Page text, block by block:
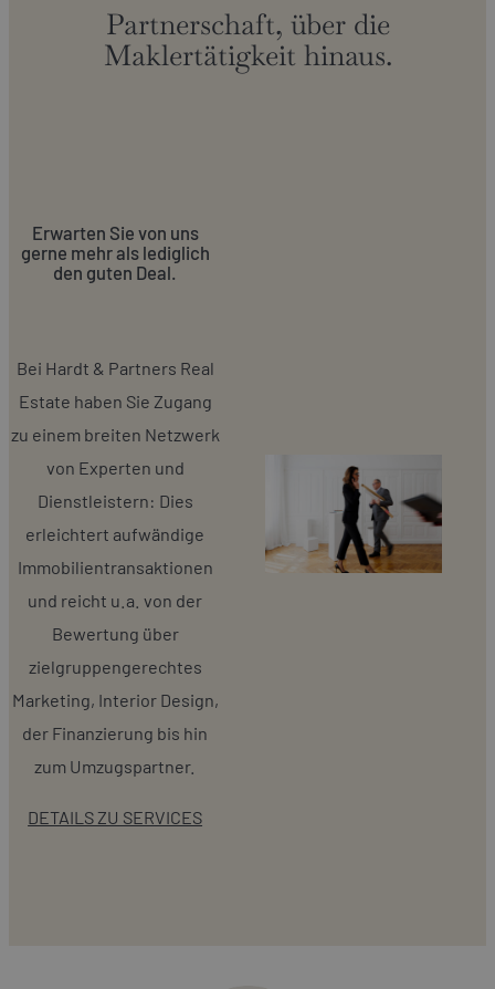
Partnerschaft, über die
Maklertätigkeit hinaus.
Erwarten Sie von uns
gerne mehr als lediglich
den guten Deal.
Bei Hardt & Partners Real
Estate haben Sie Zugang
zu einem breiten Netzwerk
von Experten und
Dienstleistern: Dies
erleichtert aufwändige
Immobilientransaktionen
und reicht u.a. von der
Bewertung über
zielgruppengerechtes
Marketing, Interior Design,
der Finanzierung bis hin
zum Umzugspartner.
DETAILS ZU SERVICES